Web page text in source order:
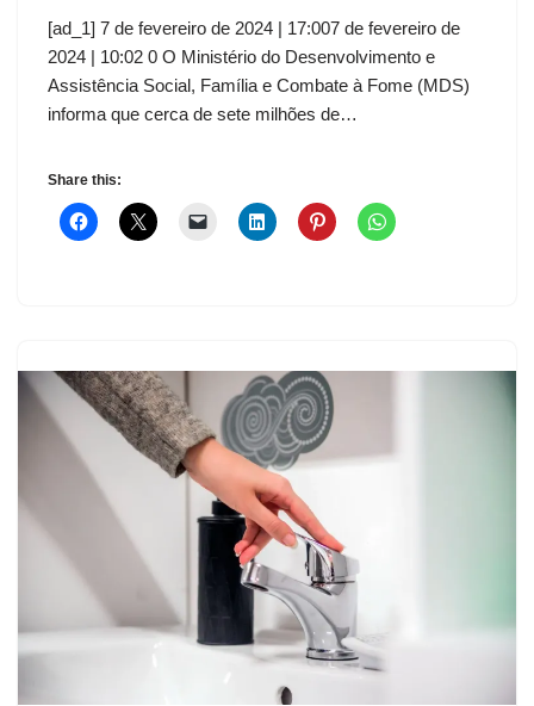
[ad_1] 7 de fevereiro de 2024 | 17:007 de fevereiro de
2024 | 10:02 0 O Ministério do Desenvolvimento e
Assistência Social, Família e Combate à Fome (MDS)
informa que cerca de sete milhões de…
Share this: